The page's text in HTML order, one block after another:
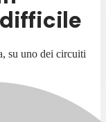
su uno dei circuiti